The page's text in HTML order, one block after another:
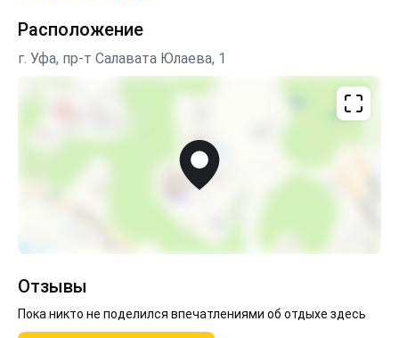
Расположение
г. Уфа, пр-т Салавата Юлаева, 1
Отзывы
Пока никто не поделился впечатлениями об отдыхе здесь